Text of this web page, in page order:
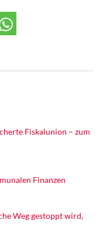
Fiskalunion – zum
Finanzen
Weg gestoppt wird,